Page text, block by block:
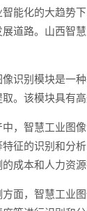
能化的大趋势
展道路。山西智
识别模块是一
。该模块具有
，智慧工业图
征的识别和分
成本和人力资源
面，智慧工业